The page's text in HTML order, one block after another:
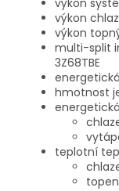
výkon
výkon
výkon
multi-split
3Z68TBE
hmotnost
teplotní